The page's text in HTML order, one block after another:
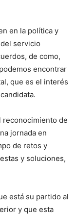
en la política y
servicio
de como,
encontrar
que es el interés
reconocimiento de
jornada en
de retos y
y soluciones,
está su partido al
y que esta